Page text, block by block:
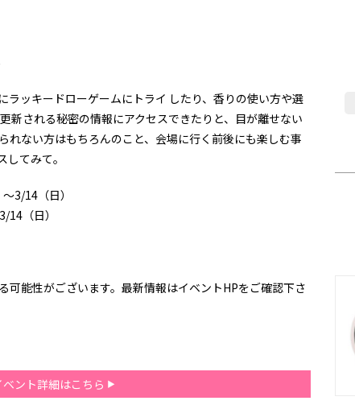
ラッキードローゲームにトライ したり、香りの使い方や選
新される秘密の情報にアクセスできたりと、目が離せない
れない方はもちろんのこと、会場に行く前後にも楽しむ事
てみて。
3/14（日）
（日）
能性がございます。最新情報はイベントHPをご確認下さ
ベント詳細はこちら